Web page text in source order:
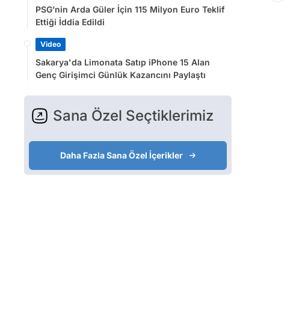
PSG’nin Arda Güler İçin 115 Milyon Euro Teklif
Ettiği İddia Edildi
Video
Sakarya'da Limonata Satıp iPhone 15 Alan
Genç Girişimci Günlük Kazancını Paylaştı
Sana Özel Seçtiklerimiz
Daha Fazla Sana Özel İçerikler